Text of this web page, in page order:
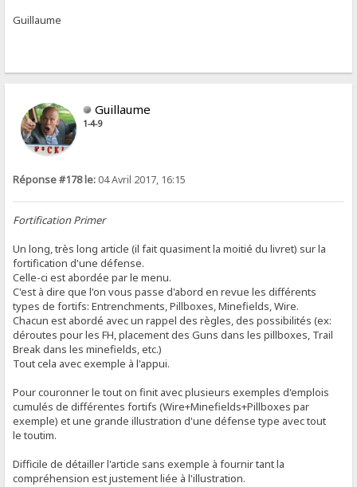
Guillaume
Guillaume
1-4-9
Réponse #178 le: 04 Avril 2017, 16:15
Fortification Primer
Un long, très long article (il fait quasiment la moitié du livret) sur la
fortification d'une défense.
Celle-ci est abordée par le menu.
C'est à dire que l'on vous passe d'abord en revue les différents
types de fortifs: Entrenchments, Pillboxes, Minefields, Wire.
Chacun est abordé avec un rappel des règles, des possibilités (ex:
déroutes pour les FH, placement des Guns dans les pillboxes, Trail
Break dans les minefields, etc.)
Tout cela avec exemple à l'appui.
Pour couronner le tout on finit avec plusieurs exemples d'emplois
cumulés de différentes fortifs (Wire+Minefields+Pillboxes par
exemple) et une grande illustration d'une défense type avec tout
le toutim.
Difficile de détailler l'article sans exemple à fournir tant la
compréhension est justement liée à l'illustration.